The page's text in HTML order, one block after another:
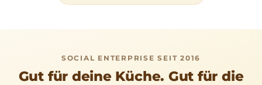
SOCIAL ENTERPRISE SEIT 2016
Gut für deine Küche. Gut für die